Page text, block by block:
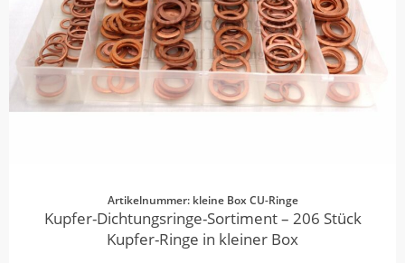
Artikelnummer: kleine Box CU-Ringe
Kupfer-Dichtungsringe-Sortiment – 206 Stück
Kupfer-Ringe in kleiner Box